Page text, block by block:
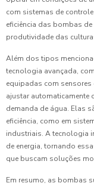
com sistemas de
eficiência das bombas
produtividade das
Além dos tipos
tecnologia avançada,
equipadas com
ajustar automaticamente
demanda de água. Elas
eficiência, como em
industriais. A tecnologia
de energia, tornando
que buscam soluções
Em resumo, as bombas